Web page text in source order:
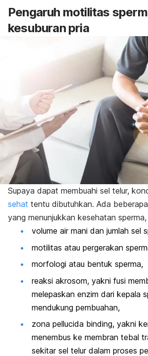
Pengaruh motilitas
kesuburan pria
Supaya dapat membuahi sel telur,
sehat tentu dibutuhkan. Ada
yang menunjukkan kesehatan
volume air mani dan jumlah sel
motilitas atau pergerakan
morfologi atau bentuk sperma,
reaksi akrosom, yakni fusi
melepaskan enzim dari kepala
mendukung pembuahan,
zona pellucida binding, yakni
menembus ke membran tebal
sekitar sel telur dalam proses